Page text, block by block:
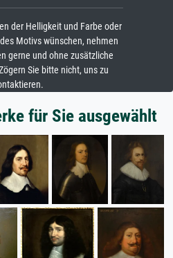
der Helligkeit und Farbe oder
Motivs wünschen, nehmen
gerne und ohne zusätzliche
Sie bitte nicht, uns zu
für Sie ausgewählt